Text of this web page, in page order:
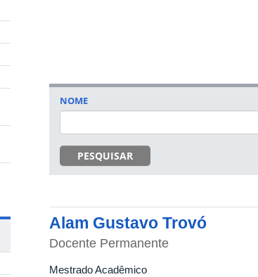
NOME
PESQUISAR
Alam Gustavo Trovó
Docente Permanente
Mestrado Acadêmico